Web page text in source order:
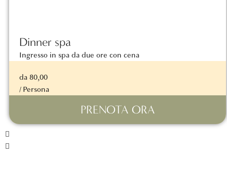
Dinner spa
Ingresso in spa da due ore con cena
da 80,00
/ Persona
PRENOTA ORA